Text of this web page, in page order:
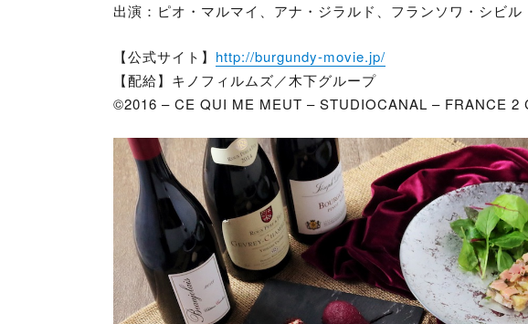
出演：ピオ・マルマイ、アナ・ジラルド、フランソワ・シビル
【公式サイト】 http://burgundy-movie.jp/
【配給】キノフィルムズ／木下グループ
©2016 – CE QUI ME MEUT – STUDIOCANAL – FRANCE 2